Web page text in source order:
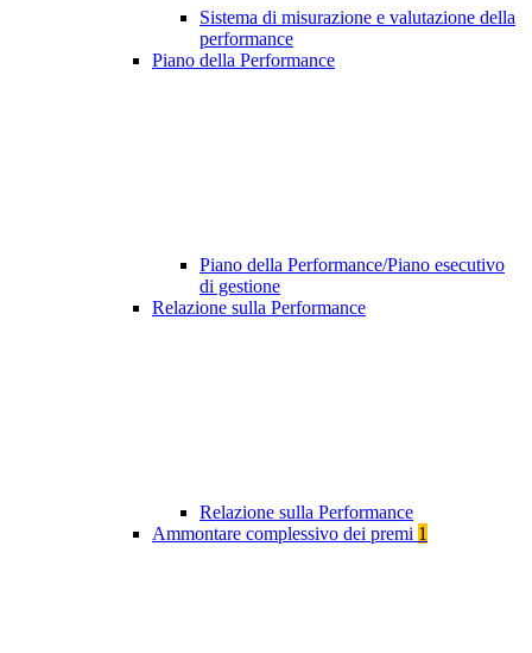
Sistema di misurazione e valutazione della
performance
Piano della Performance
Piano della Performance/Piano esecutivo
di gestione
Relazione sulla Performance
Relazione sulla Performance
Ammontare complessivo dei premi 1